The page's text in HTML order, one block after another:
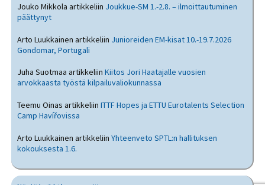
Jouko Mikkola artikkeliin Joukkue-SM 1.-2.8. – ilmoittautuminen
päättynyt
Arto Luukkainen artikkeliin Junioreiden EM-kisat 10.-19.7.2026
Gondomar, Portugali
Juha Suotmaa artikkeliinKiitos Jori Haatajalle vuosien
arvokkaasta työstä kilpailuvaliokunnassa
Teemu Oinas artikkeliinITTF Hopes ja ETTU Eurotalents Selection
Camp Havířovissa
Arto Luukkainen artikkeliinYhteenveto SPTL:n hallituksen
kokouksesta 1.6.